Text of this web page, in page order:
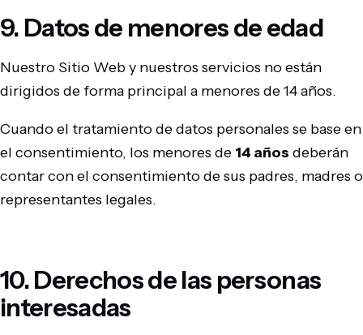
9. Datos de menores de edad
Nuestro Sitio Web y nuestros servicios no están
dirigidos de forma principal a menores de 14 años.
Cuando el tratamiento de datos personales se base en
el consentimiento, los menores de 14 años deberán
contar con el consentimiento de sus padres, madres o
representantes legales.
10. Derechos de las personas
interesadas